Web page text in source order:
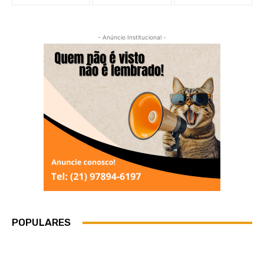
- Anúncio Institucional -
POPULARES